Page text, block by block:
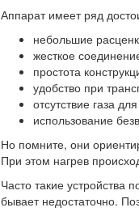
Аппарат имеет ряд
небольшие
жесткое
простота
удобство при
отсутствие газа
использование
Но помните, они
При этом нагрев
Часто такие устройства
бывает недостаточно.